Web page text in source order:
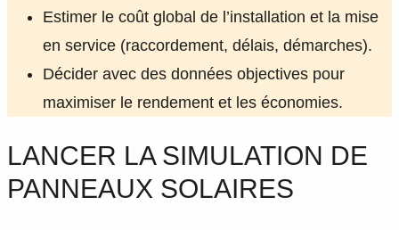
Estimer le coût global de l’installation et la mise
en service (raccordement, délais, démarches).
Décider avec des données objectives pour
maximiser le rendement et les économies.
LANCER LA SIMULATION DE
PANNEAUX SOLAIRES